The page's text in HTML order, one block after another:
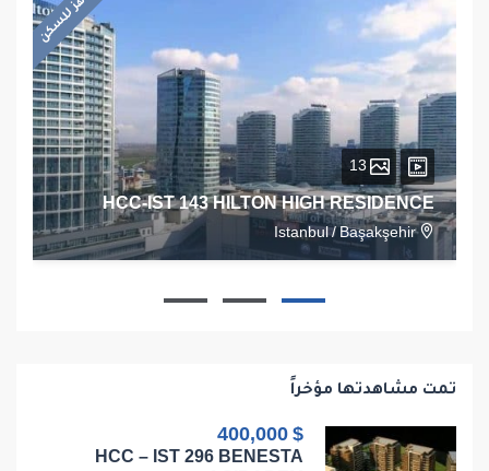
جاهز للسكن
HCC-IST 143 HILTON HIGH RESIDENCE
Istanbul / Başakşehir
تمت مشاهدتها مؤخراً
$ 400,000
HCC – IST 296 BENESTA